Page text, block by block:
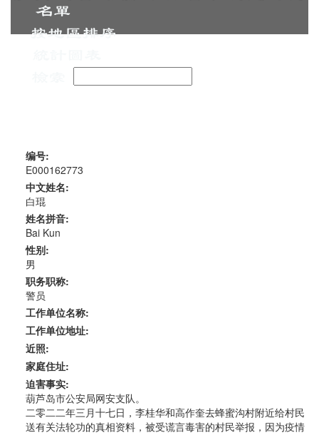
编号:
E000162773
中文姓名:
白琨
姓名拼音:
Bai Kun
性别:
男
职务职称:
警员
工作单位名称:
工作单位地址:
近照:
家庭住址:
迫害事实:
葫芦岛市公安局网安支队。
二零二二年三月十七日，李桂华和高作奎去蜂蜜沟村附近给村民
送有关法轮功的真相资料，被受谎言毒害的村民举报，因为疫情